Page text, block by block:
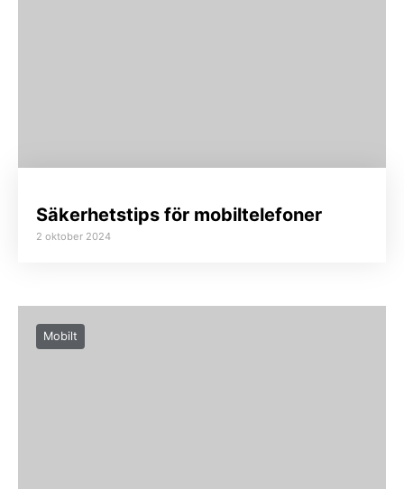
Säkerhetstips för mobiltelefoner
2 oktober 2024
Mobilt